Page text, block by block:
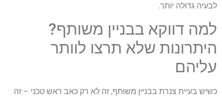
לבעיה גדולה יותר.
למה דווקא בבניין משותף?
היתרונות שלא תרצו לוותר
עליהם
כשיש בעיית צנרת בבניין משותף, זה לא רק כאב ראש טכני – זה